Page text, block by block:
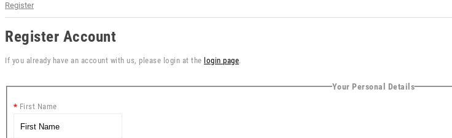
Register
Register Account
If you already have an account with us, please login at the login page.
Your Personal Details
First Name